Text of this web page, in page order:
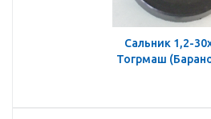
Сальник 1,2-
Тогрмаш